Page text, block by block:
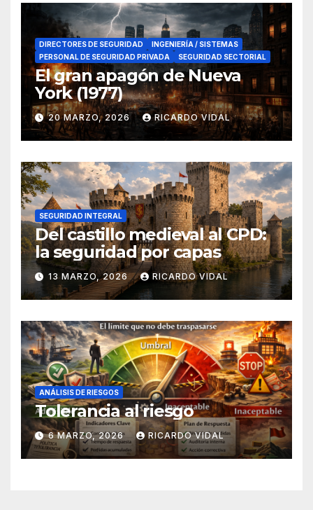
DIRECTORES DE SEGURIDAD
INGENIERÍA / SISTEMAS
PERSONAL DE SEGURIDAD PRIVADA
SEGURIDAD SECTORIAL
El gran apagón de Nueva
York (1977)
20 MARZO, 2026 RICARDO VIDAL
SEGURIDAD INTEGRAL
Del castillo medieval al CPD:
la seguridad por capas
13 MARZO, 2026 RICARDO VIDAL
ANÁLISIS DE RIESGOS
Tolerancia al riesgo
6 MARZO, 2026 RICARDO VIDAL